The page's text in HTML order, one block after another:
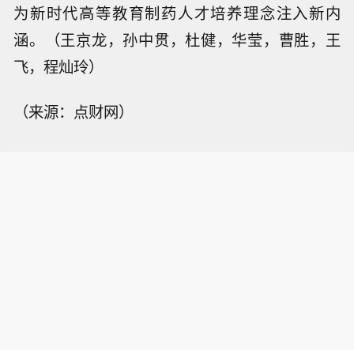
为新时代高等教育制药人才培养理念注入新内
涵。（王京龙，孙中贯，杜健，华莹，曹胜，王
飞，程灿玲）
（来源：点财网）